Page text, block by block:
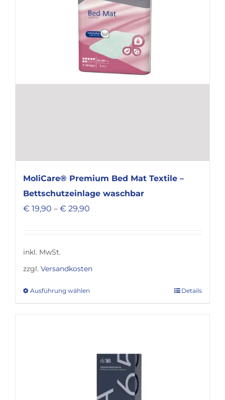
MoliCare® Premium Bed Mat Textile –
Bettschutzeinlage waschbar
€ 19,90 – € 29,90
inkl. MwSt.
zzgl. Versandkosten
Ausführung wählen
Varianten
auf.
Optionen
Details